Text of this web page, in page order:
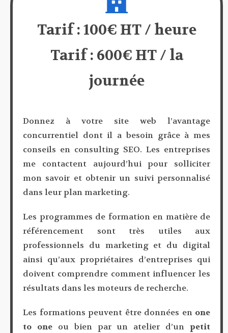
Tarif : 100€ HT / heure
Tarif : 600€ HT / la
journée
Donnez à votre site web l’avantage
concurrentiel dont il a besoin grâce à mes
conseils en consulting SEO. Les entreprises
me contactent aujourd’hui pour solliciter
mon savoir et obtenir un suivi personnalisé
dans leur plan marketing.
Les programmes de formation en matière de
référencement sont très utiles aux
professionnels du marketing et du digital
ainsi qu’aux propriétaires d’entreprises qui
doivent comprendre comment influencer les
résultats dans les moteurs de recherche.
Les formations peuvent être données en one
to oneou bien par un atelier d’un petit